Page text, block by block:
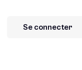
Se connecter